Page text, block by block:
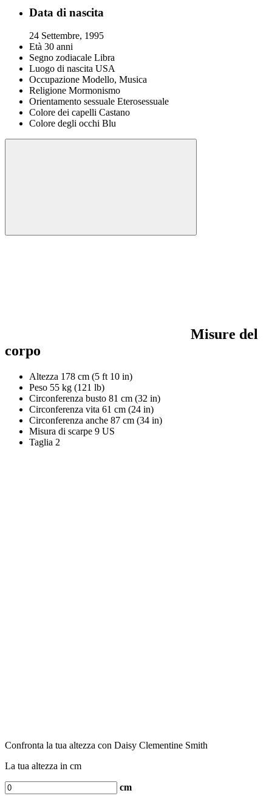
Data di nascita
24 Settembre, 1995
Età 30 anni
Segno zodiacale Libra
Luogo di nascita USA
Occupazione Modello, Musica
Religione Mormonismo
Orientamento sessuale Eterosessuale
Colore dei capelli Castano
Colore degli occhi Blu
Misure del
corpo
Altezza 178 cm (5 ft 10 in)
Peso 55 kg (121 lb)
Circonferenza busto 81 cm (32 in)
Circonferenza vita 61 cm (24 in)
Circonferenza anche 87 cm (34 in)
Misura di scarpe 9 US
Taglia 2
Confronta la tua altezza con Daisy Clementine Smith
La tua altezza in cm
cm